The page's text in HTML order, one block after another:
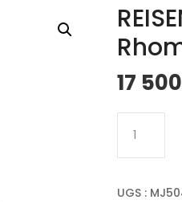
17 500
REISENTHEL
Rhombus
UGS :